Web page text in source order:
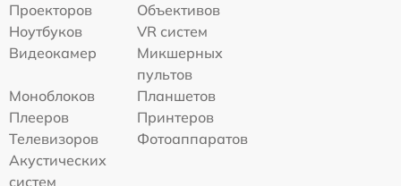
Проекторов
Объективов
Ноутбуков
VR систем
Видеокамер
Микшерных
пультов
Моноблоков
Планшетов
Плееров
Принтеров
Телевизоров
Фотоаппаратов
Акустических
систем